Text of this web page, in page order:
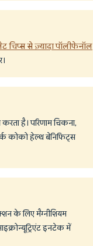
चिप्स से ज़्यादा पॉलीफेनॉल
है। परिणाम चिकना,
कोको हेल्थ बेनिफिट्स
के लिए मैग्नीशियम
इनटेक में